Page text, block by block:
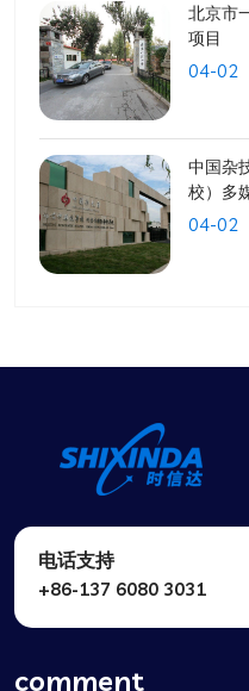
北京市
项目
04-02
中国杂
校）多
04-02
电话支持
+86-137 6080 3031
comment